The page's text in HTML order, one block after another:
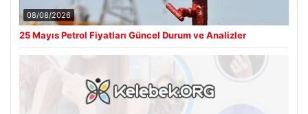
08/08/2026
25 Mayıs Petrol Fiyatları Güncel Durum ve Analizler